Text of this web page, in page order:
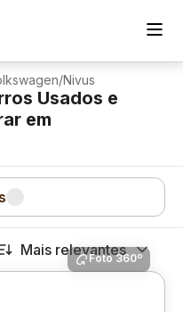
/Nivus
Usados e
em
Mais relevantes
Foto 360º